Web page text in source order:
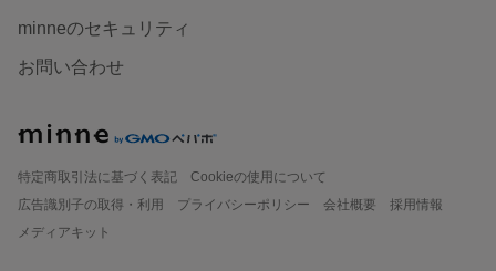
minneのセキュリティ
お問い合わせ
特定商取引法に基づく表記
Cookieの使用について
広告識別子の取得・利用
プライバシーポリシー 会社概要
採用情報
メディアキット